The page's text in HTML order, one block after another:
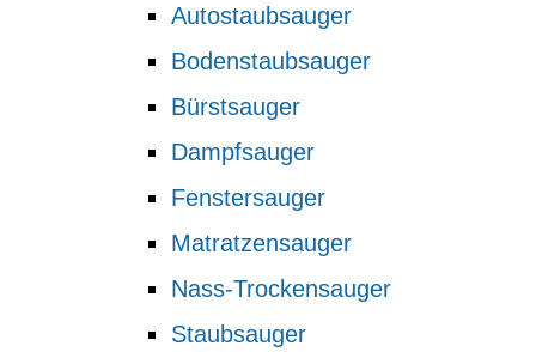
Autostaubsauger
Bodenstaubsauger
Bürstsauger
Dampfsauger
Fenstersauger
Matratzensauger
Nass-Trockensauger
Staubsauger